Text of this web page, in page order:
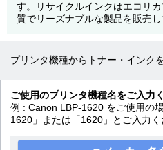
す。リサイクルインクはエコリ
質でリーズナブルな製品を販売し
プリンタ機種からトナー・インク
ご使用のプリンタ機種名をご入力
例 : Canon LBP-1620 をご使用の
1620」または「1620」とご入力く